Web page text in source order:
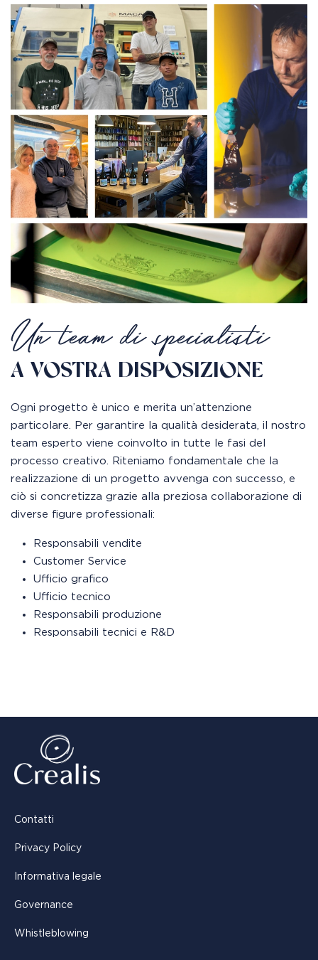
Un team di specialisti
A VOSTRA DISPOSIZIONE
Ogni progetto è unico e merita un’attenzione
particolare. Per garantire la qualità desiderata, il nostro
team esperto viene coinvolto in tutte le fasi del
processo creativo. Riteniamo fondamentale che la
realizzazione di un progetto avvenga con successo, e
ciò si concretizza grazie alla preziosa collaborazione di
diverse figure professionali:
Responsabili vendite
Customer Service
Ufficio grafico
Ufficio tecnico
Responsabili produzione
Responsabili tecnici e R&D
Contatti
Privacy Policy
Informativa legale
Governance
Whistleblowing